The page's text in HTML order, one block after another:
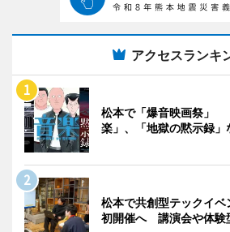
アクセスランキ
松本で「爆音映画祭」
楽」、「地獄の黙示録
松本で共創型テックイベ
初開催へ 講演会や体験